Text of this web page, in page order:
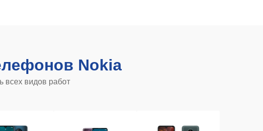
Nokia
всех видов работ